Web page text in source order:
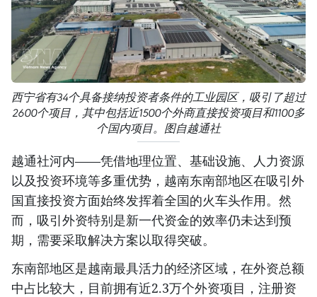
西宁省有34个具备接纳投资者条件的工业园区，吸引了超过
2600个项目，其中包括近1500个外商直接投资项目和1100多
个国内项目。图自越通社
越通社河内——凭借地理位置、基础设施、人力资源
以及投资环境等多重优势，越南东南部地区在吸引外
国直接投资方面始终发挥着全国的火车头作用。然
而，吸引外资特别是新一代资金的效率仍未达到预
期，需要采取解决方案以取得突破。
东南部地区是越南最具活力的经济区域，在外资总额
中占比较大，目前拥有近2.3万个外资项目，注册资